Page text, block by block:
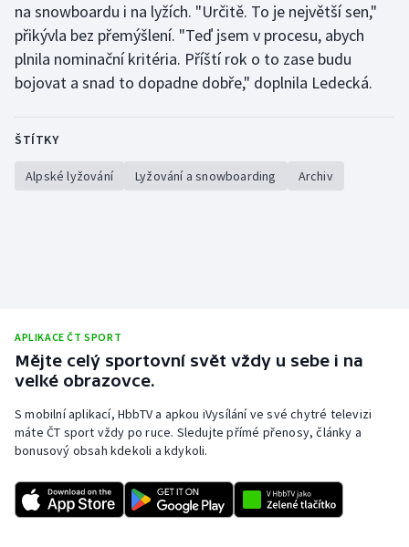
na snowboardu i na lyžích. "Určitě. To je největší sen,"
přikývla bez přemýšlení. "Teď jsem v procesu, abych
plnila nominační kritéria. Příští rok o to zase budu
bojovat a snad to dopadne dobře," doplnila Ledecká.
ŠTÍTKY
Alpské lyžování Lyžování a snowboarding Archiv
APLIKACE ČT SPORT
Mějte celý sportovní svět vždy u sebe i na
velké obrazovce.
S mobilní aplikací, HbbTV a apkou iVysílání ve své chytré televizi
máte ČT sport vždy po ruce. Sledujte přímé přenosy, články a
bonusový obsah kdekoli a kdykoli.